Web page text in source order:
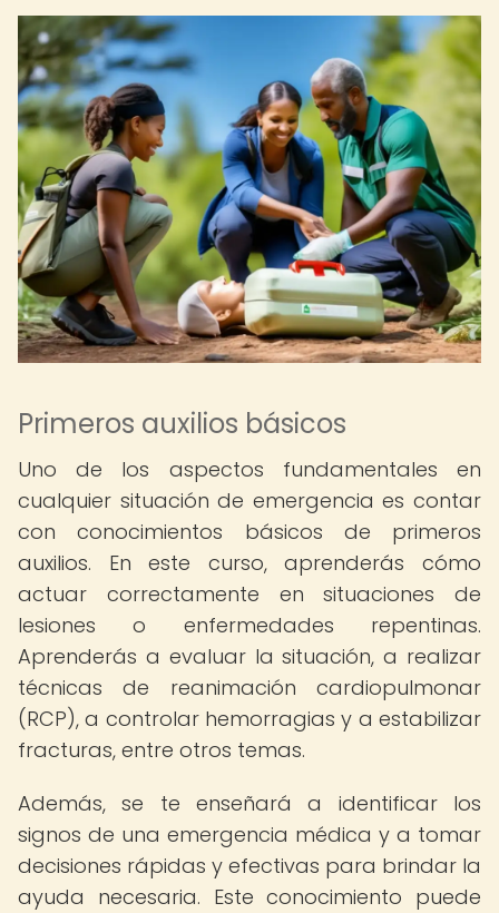
Primeros auxilios básicos
Uno de los aspectos fundamentales en
cualquier situación de emergencia es contar
con conocimientos básicos de primeros
auxilios. En este curso, aprenderás cómo
actuar correctamente en situaciones de
lesiones o enfermedades repentinas.
Aprenderás a evaluar la situación, a realizar
técnicas de reanimación cardiopulmonar
(RCP), a controlar hemorragias y a estabilizar
fracturas, entre otros temas.
Además, se te enseñará a identificar los
signos de una emergencia médica y a tomar
decisiones rápidas y efectivas para brindar la
ayuda necesaria. Este conocimiento puede